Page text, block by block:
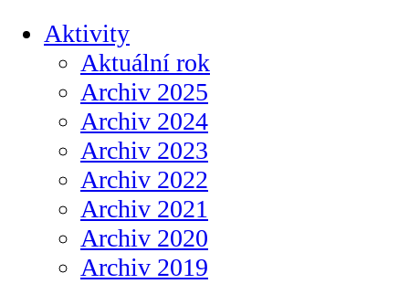
Aktivity
Aktuální rok
Archiv 2025
Archiv 2024
Archiv 2023
Archiv 2022
Archiv 2021
Archiv 2020
Archiv 2019